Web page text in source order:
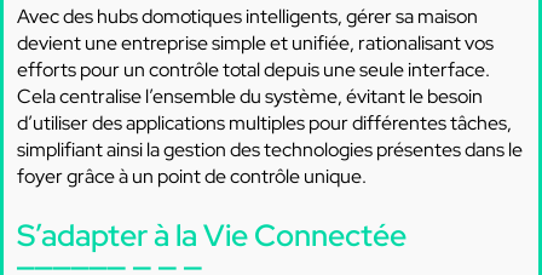
Avec des hubs domotiques intelligents, gérer sa maison
devient une entreprise simple et unifiée, rationalisant vos
efforts pour un contrôle total depuis une seule interface.
Cela centralise l’ensemble du système, évitant le besoin
d’utiliser des applications multiples pour différentes tâches,
simplifiant ainsi la gestion des technologies présentes dans le
foyer grâce à un point de contrôle unique.
S’adapter à la Vie Connectée